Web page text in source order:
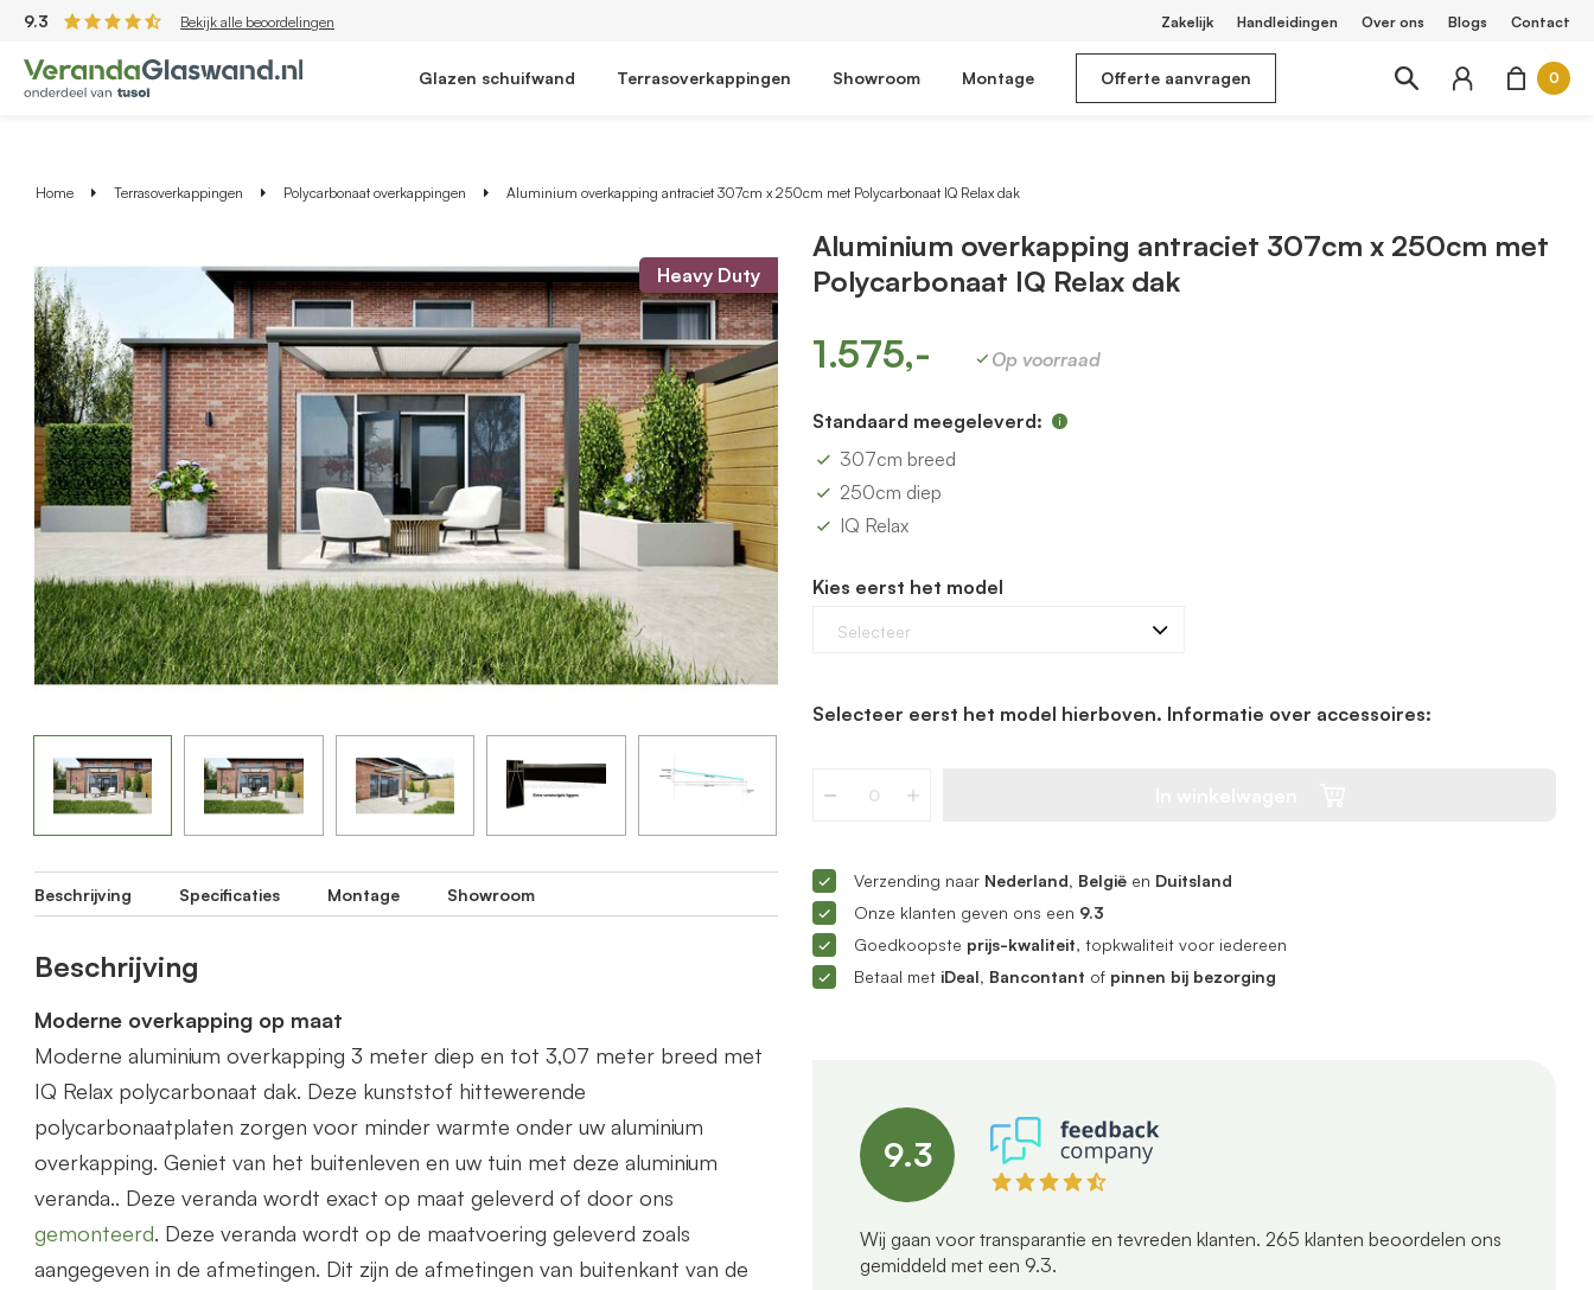
9.3 Bekijk alle beoordelingen Zakelijk Handleidingen Over ons Blogs Contact
Glazen schuifwand Terrasoverkappingen Showroom Montage Offerte aanvragen 0
Home Terrasoverkappingen Polycarbonaat overkappingen Aluminium overkapping antraciet 307cm x 250cm met Polycarbonaat IQ Relax dak
Heavy Duty
Beschrijving Specificaties Montage Showroom
Beschrijving
Moderne overkapping op maat
Moderne aluminium overkapping 3 meter diep en tot 3,07 meter breed met
IQ Relax polycarbonaat dak. Deze kunststof hittewerende
polycarbonaatplaten zorgen voor minder warmte onder uw aluminium
overkapping. Geniet van het buitenleven en uw tuin met deze aluminium
veranda.. Deze veranda wordt exact op maat geleverd of door ons
gemonteerd. Deze veranda wordt op de maatvoering geleverd zoals
aangegeven in de afmetingen. Dit zijn de afmetingen van buitenkant van de
Aluminium overkapping antraciet 307cm x 250cm met
Polycarbonaat IQ Relax dak
1.575,- Op voorraad
Standaard meegeleverd:
307cm breed
250cm diep
IQ Relax
Kies eerst het model
Selecteer
Selecteer eerst het model hierboven. Informatie over accessoires:
Verzending naar Nederland, België en Duitsland
Onze klanten geven ons een 9.3
Goedkoopste prijs-kwaliteit, topkwaliteit voor iedereen
Betaal met iDeal, Bancontant of pinnen bij bezorging
9.3
Wij gaan voor transparantie en tevreden klanten. 265 klanten beoordelen ons
gemiddeld met een 9.3.